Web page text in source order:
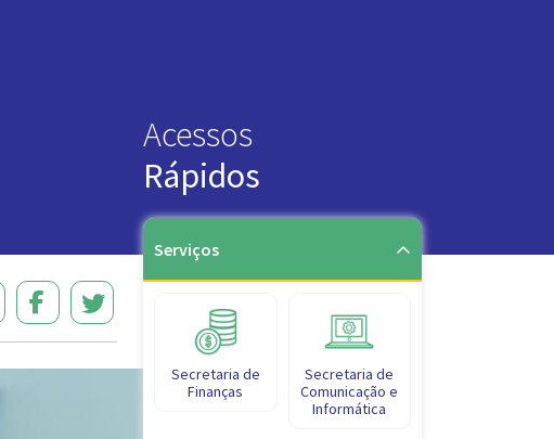
Acessos
Rápidos
Serviços
Secretaria de
Finanças
Secretaria de
Comunicação e
Informática